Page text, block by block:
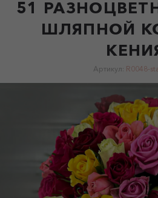
51
ШЛЯПНОЙ
Артикул: R0048-